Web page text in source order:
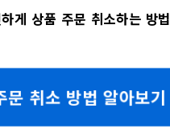
게 상품 주문 취소하는 방
문 취소 방법 알아보기